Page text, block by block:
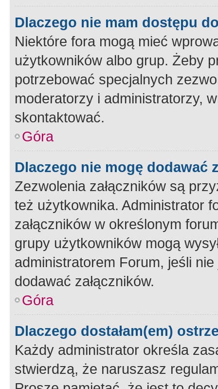
Dlaczego nie mam dostępu
Niektóre fora mogą mieć
użytkowników albo grup. Żeby
potrzebować specjalnych
moderatorzy i administratorzy,
skontaktować.
Góra
Dlaczego nie mogę dodawać
Zezwolenia załączników są
też użytkownika. Administrator
załączników w określonym
grupy użytkowników mogą
administratorem Forum, jeśli
dodawać załączników.
Góra
Dlaczego dostałam(em)
Każdy administrator określa
stwierdzą, że naruszasz